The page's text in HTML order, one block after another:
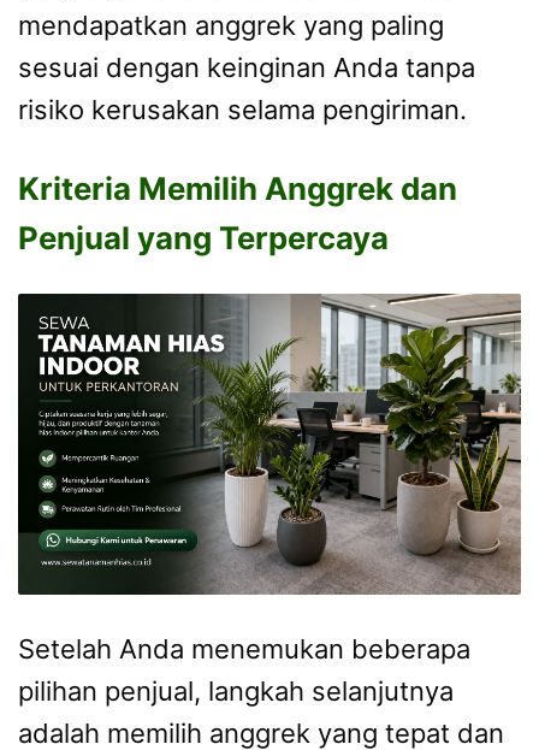
mendapatkan anggrek yang paling
sesuai dengan keinginan Anda tanpa
risiko kerusakan selama pengiriman.
Kriteria Memilih Anggrek dan
Penjual yang Terpercaya
Setelah Anda menemukan beberapa
pilihan penjual, langkah selanjutnya
adalah memilih anggrek yang tepat dan